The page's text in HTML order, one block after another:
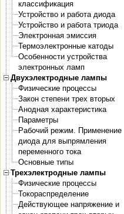
классификация
Устройство и работа диода
Устройство и работа триода
Электронная эмиссия
Термоэлектронные катоды
Особенности устройства
электронных ламп
Двухэлектродные лампы
Физические процессы
Закон степени трех вторых
Анодная характеристика
Параметры
Рабочий режим. Применение
диода для выпрямления
переменного тока
Основные типы
Трехэлектродные лампы
Физические процессы
Токораспределение
Действующее напряжение и